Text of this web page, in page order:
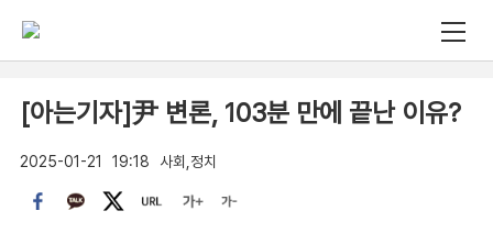
[아는기자]尹 변론, 103분 만에 끝난 이유?
2025-01-21 19:18 사회,정치